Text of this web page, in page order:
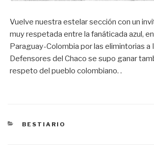
Vuelve nuestra estelar sección con un
muy respetada entre la fanáticada azul,
Paraguay-Colombia por las elimintorias a
Defensores del Chaco se supo ganar
respeto del pueblo colombiano. .
CATEGORÍAS
BESTIARIO